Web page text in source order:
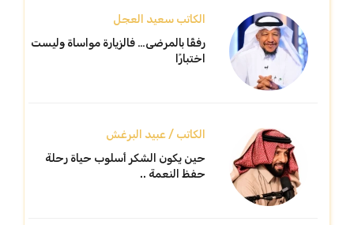
الكاتب سعيد العجل
رفقًا بالمرضى… فالزيارة مواساة وليست
اختبارًا
الكاتب / عبيد البرغش
حين يكون الشكر أسلوب حياة رحلة
حفظ النعمة ..